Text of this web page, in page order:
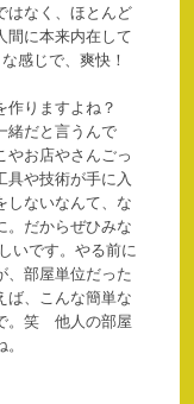
はなく、ほとんど
間に本来内在して
感じで、爽快！
作りますよね？
緒だと言うんで
やお店やさんごっ
具や技術が手に入
しないなんて、な
だからぜひみな
いです。やる前に
、部屋単位だった
ば、こんな簡単な
。笑 他人の部屋